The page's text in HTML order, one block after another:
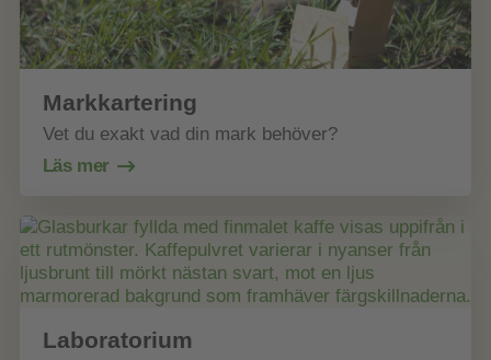
Markkartering
Vet du exakt vad din mark behöver?
Läs mer
Laboratorium